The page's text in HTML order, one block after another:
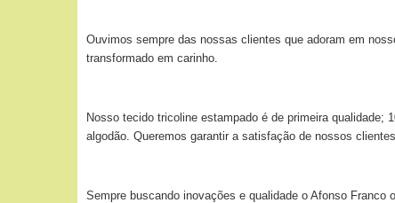
Ouvimos sempre das nossas clientes que adoram em
transformado em carinho.
Nosso tecido tricoline estampado é de primeira qualidade;
algodão. Queremos garantir a satisfação de nossos
Sempre buscando inovações e qualidade o Afonso